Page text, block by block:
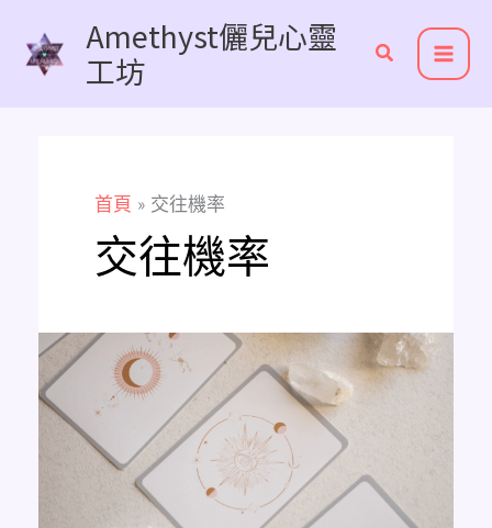
Amethyst儷兒心靈
工坊
首頁 交往機率
交往機率
Amethyst
愛
卜